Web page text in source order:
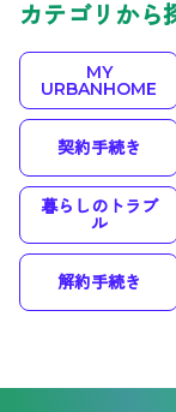
カテゴリから
MY
URBANHOME
契約手続き
暮らしのトラブ
ル
解約手続き